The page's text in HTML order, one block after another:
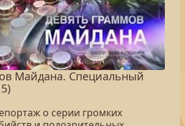
Майдана. Специальный
о серии громких